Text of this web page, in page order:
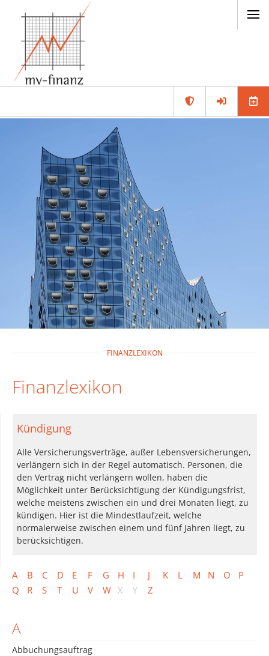
FINANZLEXIKON
Finanzlexikon
A B C D E F G H I J K L M N O
P
Q
R S T U V W X Y Z
A
Abbuchungsauftrag
Kündigung
Alle Versicherungsverträge, außer Lebensversicherungen,
verlängern sich in der Regel automatisch. Personen, die
den Vertrag nicht verlängern wollen, haben die
Möglichkeit unter Berücksichtigung der Kündigungsfrist,
welche meistens zwischen ein und drei Monaten liegt, zu
kündigen. Hier ist die Mindestlaufzeit, welche
normalerweise zwischen einem und fünf Jahren liegt, zu
berücksichtigen.